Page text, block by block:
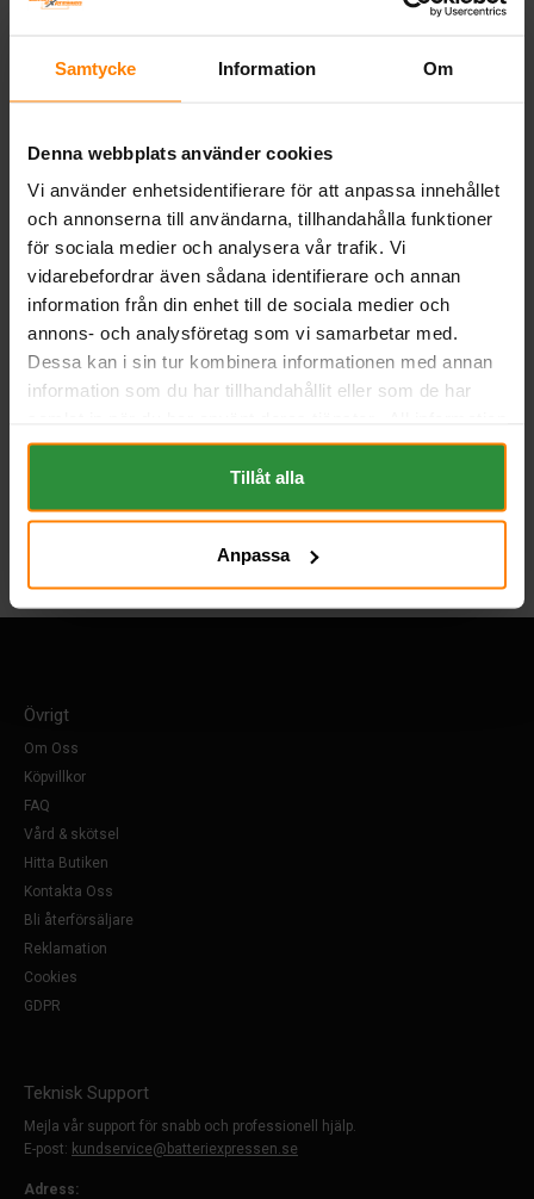
Samtycke Information Om
Denna webbplats använder cookies
Vi använder enhetsidentifierare för att anpassa innehållet
och annonserna till användarna, tillhandahålla funktioner
för sociala medier och analysera vår trafik. Vi
vidarebefordrar även sådana identifierare och annan
information från din enhet till de sociala medier och
annons- och analysföretag som vi samarbetar med.
Dessa kan i sin tur kombinera informationen med annan
information som du har tillhandahållit eller som de har
om "Cookies" och ditt val finner du på vår Cookie sida
längst ner i "footern" på sidan.
Tillåt alla
Anpassa
6 386 kr
Köp
Tillbaka
Övrigt
Om Oss
Köpvillkor
FAQ
Vård & skötsel
Hitta Butiken
Kontakta Oss
Bli återförsäljare
Reklamation
Cookies
GDPR
Teknisk Support
Mejla vår support för snabb och professionell hjälp.
E-post: kundservice@batteriexpressen.se
Adress: